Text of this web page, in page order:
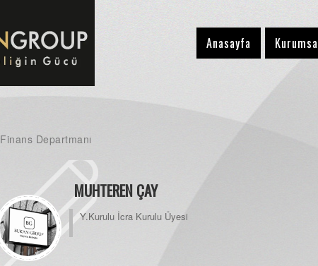
Anasayfa
Finans Departmanı
MUHTEREN ÇAY
Y.Kurulu İcra Kurulu Üyesi